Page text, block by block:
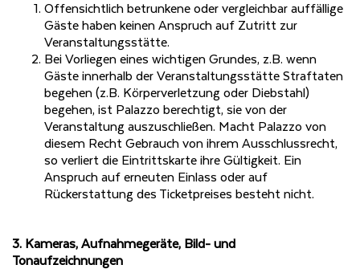
Offensichtlich betrunkene oder vergleichbar auffällige
Gäste haben keinen Anspruch auf Zutritt zur
Veranstaltungsstätte.
Bei Vorliegen eines wichtigen Grundes, z.B. wenn
Gäste innerhalb der Veranstaltungsstätte Straftaten
begehen (z.B. Körperverletzung oder Diebstahl)
begehen, ist Palazzo berechtigt, sie von der
Veranstaltung auszuschließen. Macht Palazzo von
diesem Recht Gebrauch von ihrem Ausschlussrecht,
so verliert die Eintrittskarte ihre Gültigkeit. Ein
Anspruch auf erneuten Einlass oder auf
Rückerstattung des Ticketpreises besteht nicht.
3. Kameras, Aufnahmegeräte, Bild- und
Tonaufzeichnungen